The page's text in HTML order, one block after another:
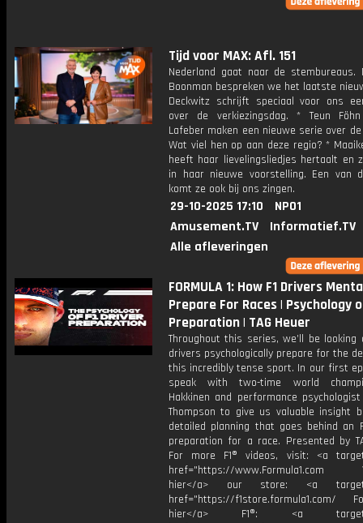
Tijd voor MAX: Afl. 151
Nederland gaat naar de stembureaus.
Boonman bespreken we het laatste
Deckwitz schrijft speciaal voor ons
over de verkiezingsdag. * Teun
Lafeber maken een nieuwe serie over
Wat viel hen op aan deze regio? *
heeft haar lievelingsliedjes hertaalt en
in haar nieuwe voorstelling. Een van
komt ze ook bij ons zingen.
29-10-2025 17:10
NPO1
Amusement.TV
Informatief.TV
Alle afleveringen
FORMULA 1: How F1 Drivers
Prepare For Races | Psychology
Preparation | TAG Heuer
Throughout this series, we’ll be looking
drivers psychologically prepare for the
this incredibly tense sport. In our first
speak with two-time world
Hakkinen and performance
Thompson to give us valuable insight
detailed planning that goes behind an
preparation for a race. Presented by
For more F1® videos, visit: <a
href="https://www.Formula1.com
hier</a> our store: <a
href="https://f1store.formula1.com/
hier</a> F1®: <a